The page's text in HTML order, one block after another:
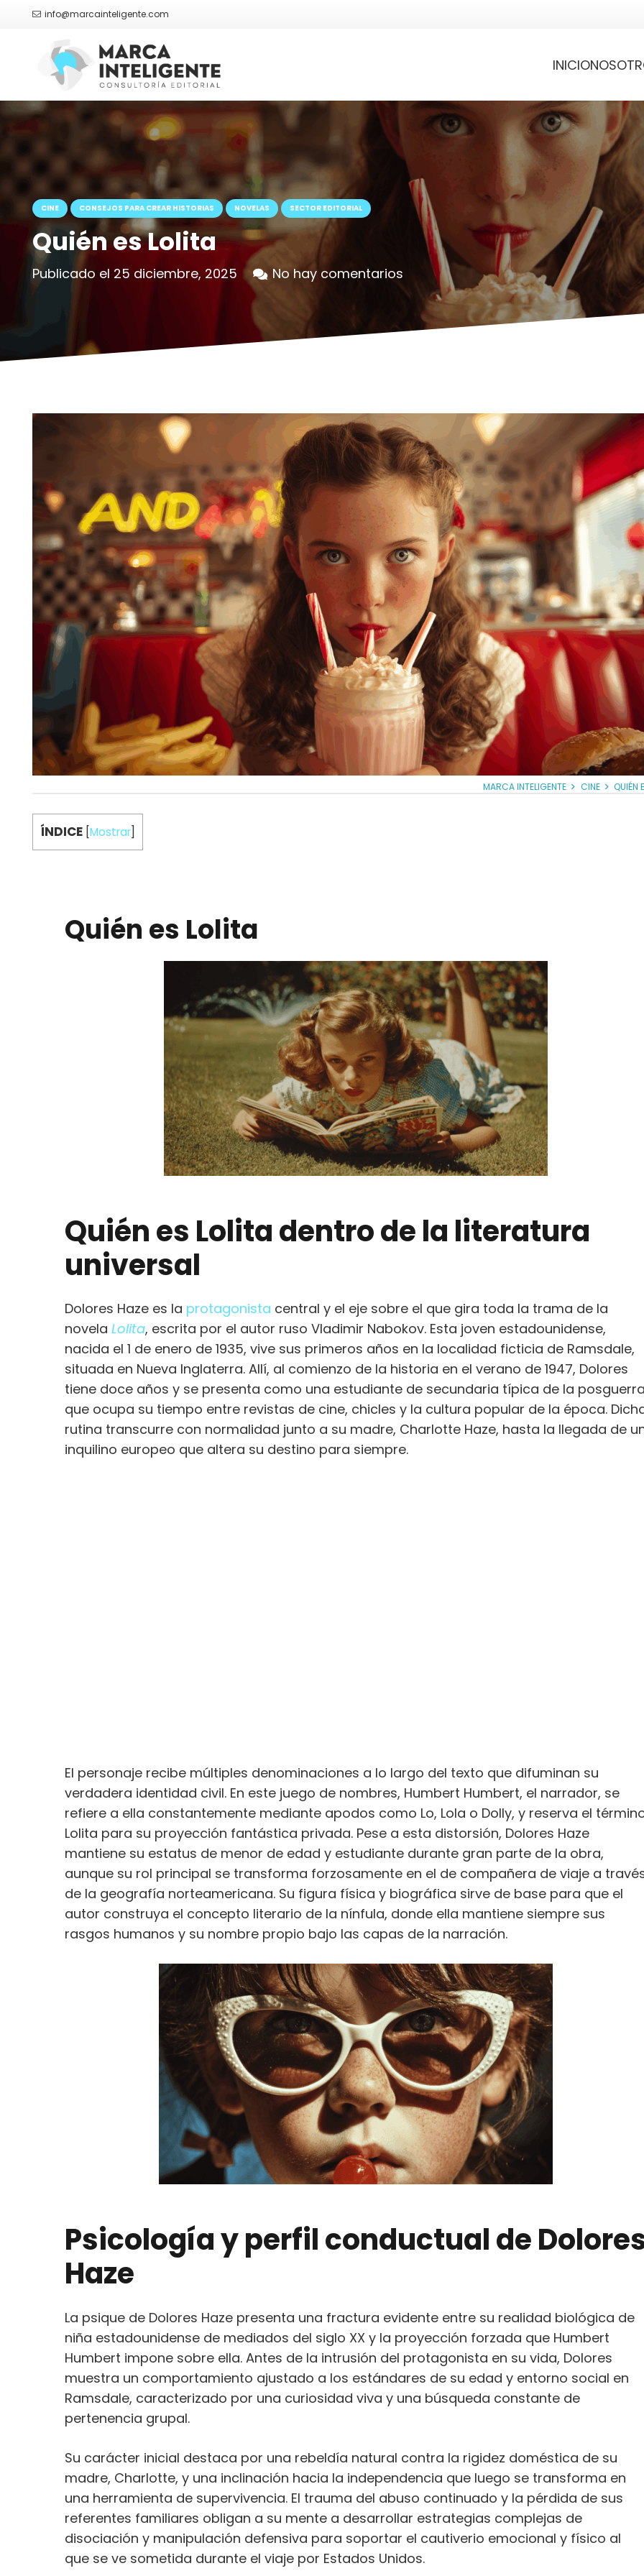
info@marcainteligente.com
INICIO
CINE CONSEJOS PARA CREAR HISTORIAS NOVELAS SECTOR EDITORIAL
Quién es Lolita
Publicado el 25 diciembre, 2025 No hay comentarios
MARCA INTELIGENTE CINE QUIÉN
ÍNDICE Mostrar
Quién es Lolita
Quién es Lolita dentro de la literatura
universal
Dolores Haze es la protagonista central y el eje sobre el que gira toda la trama de la
novela Lolita, escrita por el autor ruso Vladimir Nabokov. Esta joven estadounidense,
nacida el 1 de enero de 1935, vive sus primeros años en la localidad ficticia de Ramsdale,
situada en Nueva Inglaterra. Allí, al comienzo de la historia en el verano de 1947, Dolores
tiene doce años y se presenta como una estudiante de secundaria típica de la
que ocupa su tiempo entre revistas de cine, chicles y la cultura popular de la época.
rutina transcurre con normalidad junto a su madre, Charlotte Haze, hasta la llegada de
inquilino europeo que altera su destino para siempre.
El personaje recibe múltiples denominaciones a lo largo del texto que difuminan su
verdadera identidad civil. En este juego de nombres, Humbert Humbert, el narrador, se
refiere a ella constantemente mediante apodos como Lo, Lola o Dolly, y reserva el
Lolita para su proyección fantástica privada. Pese a esta distorsión, Dolores Haze
mantiene su estatus de menor de edad y estudiante durante gran parte de la obra,
aunque su rol principal se transforma forzosamente en el de compañera de viaje a
de la geografía norteamericana. Su figura física y biográfica sirve de base para que el
autor construya el concepto literario de la nínfula, donde ella mantiene siempre sus
rasgos humanos y su nombre propio bajo las capas de la narración.
Psicología y perfil conductual de
Haze
La psique de Dolores Haze presenta una fractura evidente entre su realidad biológica de
niña estadounidense de mediados del siglo XX y la proyección forzada que Humbert
Humbert impone sobre ella. Antes de la intrusión del protagonista en su vida, Dolores
muestra un comportamiento ajustado a los estándares de su edad y entorno social en
Ramsdale, caracterizado por una curiosidad viva y una búsqueda constante de
pertenencia grupal.
Su carácter inicial destaca por una rebeldía natural contra la rigidez doméstica de su
madre, Charlotte, y una inclinación hacia la independencia que luego se transforma en
una herramienta de supervivencia. El trauma del abuso continuado y la pérdida de sus
referentes familiares obligan a su mente a desarrollar estrategias complejas de
disociación y manipulación defensiva para soportar el cautiverio emocional y físico al
que se ve sometida durante el viaje por Estados Unidos.